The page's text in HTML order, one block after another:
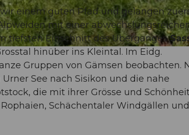
einem guten Pfad und gelangen
mit einer
tiefsten Einschnitt des Überganges
hinüber ins Kleintal. Im Eidg.
Gruppen von Gämsen beobachten.
See nach Sisikon und die nahe
die mit ihrer Grösse und
Schächentaler Windgällen und